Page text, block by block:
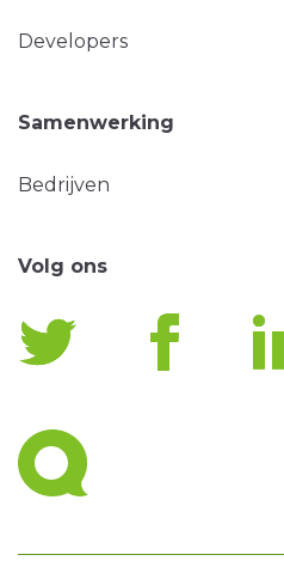
Developers
Samenwerking
Bedrijven
Volg ons